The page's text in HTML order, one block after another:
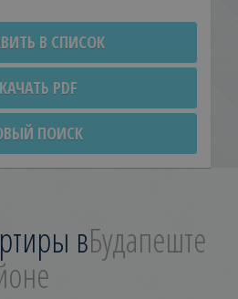
В СПИСОК
PDF
ПОИСК
вБудапеште